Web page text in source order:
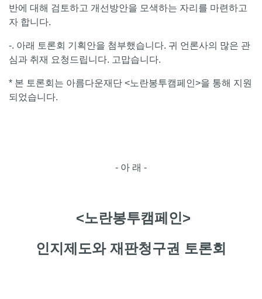
반에 대해 검토하고 개선방안을 모색하는 자리를 마련하고
자 합니다.
-. 아래 토론회 기획안을 첨부했습니다. 귀 언론사의 많은 관
심과 취재 요청드립니다. 고맙습니다.
* 본 토론회는 아름다운재단 <노란봉투캠페인>을 통해 지원
되었습니다.
- 아 래 -
<노란봉투캠페인>
인지제도와 재판청구권 토론회